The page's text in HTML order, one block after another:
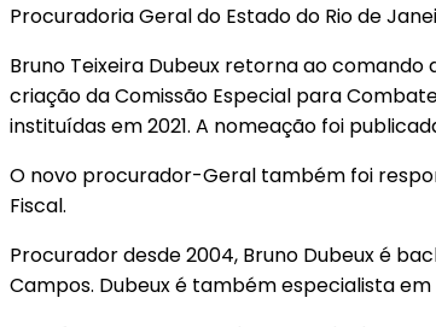
Procuradoria Geral do Estado do Rio de
Bruno Teixeira Dubeux retorna ao
criação da Comissão Especial para
instituídas em 2021. A nomeação foi
O novo procurador-Geral também foi
Fiscal.
Procurador desde 2004, Bruno Dubeux é
Campos. Dubeux é também especialista em